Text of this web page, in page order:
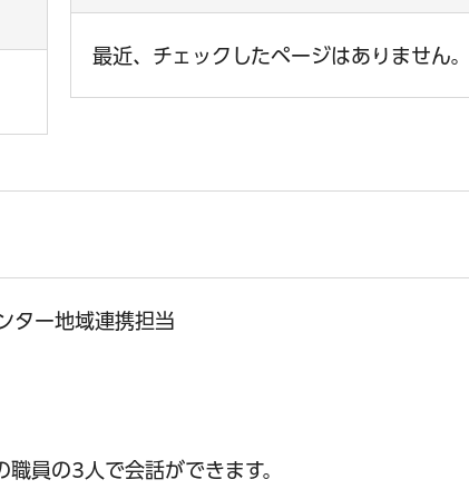
最近、チェックしたページはありません。
ター地域連携担当
員の3人で会話ができます。